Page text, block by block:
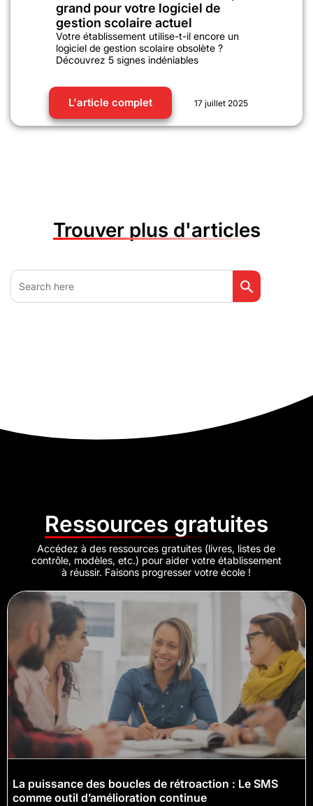
grand pour votre logiciel de
gestion scolaire actuel
Votre établissement utilise-t-il encore un
logiciel de gestion scolaire obsolète ?
Découvrez 5 signes indéniables
L'article complet 17 juillet 2025
Trouver plus d'articles
Search
for:
Search Button
Ressources gratuites
Accédez à des ressources gratuites (livres, listes de
contrôle, modèles, etc.) pour aider votre établissement
à réussir. Faisons progresser votre école !
La puissance des boucles de rétroaction : Le SMS
comme outil d’amélioration continue